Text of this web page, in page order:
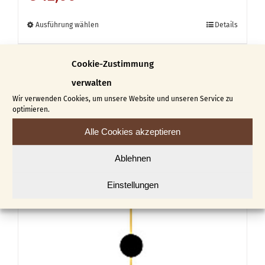
Cookie-Zustimmung
verwalten
Wir verwenden Cookies, um unsere Website und unseren Service zu
optimieren.
Alle Cookies akzeptieren
Ablehnen
Einstellungen
Ausführung wählen
Produkt
weist
mehrere
Varianten
auf.
Die
Optionen
der
Produktseite
gewählt
Details